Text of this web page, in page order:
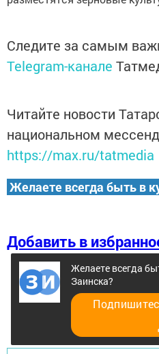
Следите за самым
Telegram-канале
Читайте новости
национальном
https://max.ru/tatmedia
Желаете всегда быть в
Добавить в
Желаете всегда
Заинска?